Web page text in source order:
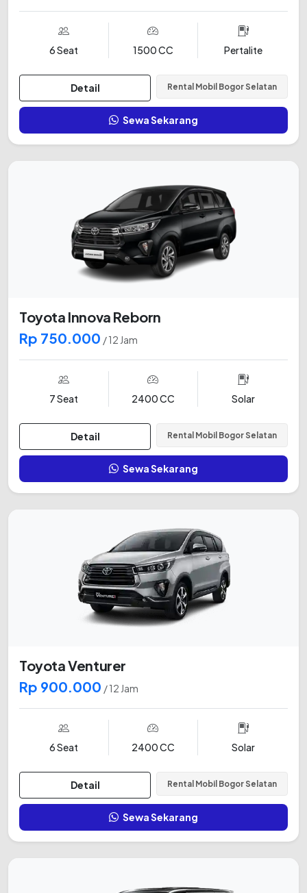
6 Seat 1500 CC Pertalite
Detail Rental Mobil Bogor Selatan
Sewa Sekarang
Toyota Innova Reborn
Rp 750.000 / 12 Jam
7 Seat 2400 CC Solar
Detail Rental Mobil Bogor Selatan
Sewa Sekarang
Toyota Venturer
Rp 900.000 / 12 Jam
6 Seat 2400 CC Solar
Detail Rental Mobil Bogor Selatan
Sewa Sekarang